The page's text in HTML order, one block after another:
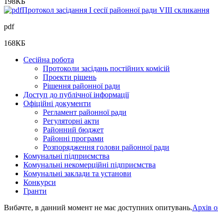
Протокол засідання I сесії районної ради VIII скликання
pdf
168КБ
Сесійна робота
Протоколи засідань постійних комісій
Проекти рішень
Рішення районної ради
Доступ до публічної інформації
Офіційні документи
Регламент районної ради
Регуляторні акти
Районний бюджет
Районні програми
Розпорядження голови районної ради
Комунальні підприємства
Комунальні некомерційні підприємства
Комунальні заклади та установи
Конкурси
Гранти
Вибачте, в данний момент не має доступних опитувань.Архів